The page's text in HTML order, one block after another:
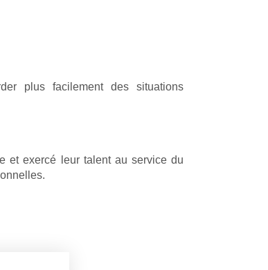
plus facilement des situations
et exercé leur talent au service du